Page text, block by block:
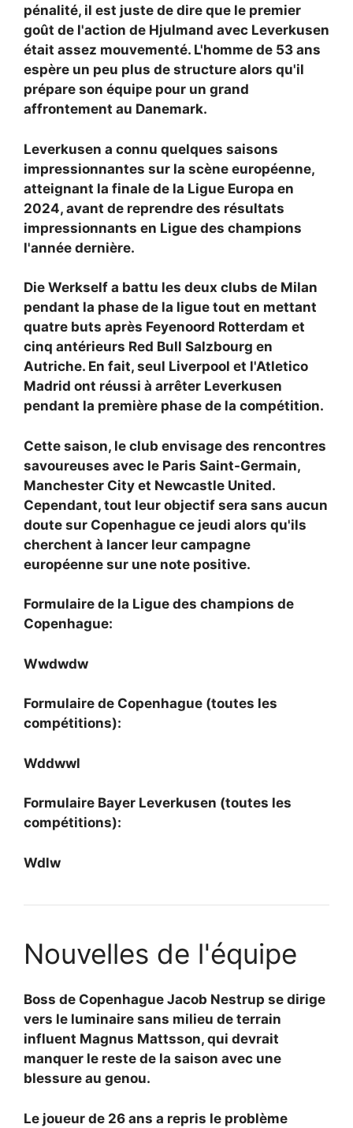
pénalité, il est juste de dire que le premier
goût de l'action de Hjulmand avec Leverkusen
était assez mouvementé. L'homme de 53 ans
espère un peu plus de structure alors qu'il
prépare son équipe pour un grand
affrontement au Danemark.
Leverkusen a connu quelques saisons
impressionnantes sur la scène européenne,
atteignant la finale de la Ligue Europa en
2024, avant de reprendre des résultats
impressionnants en Ligue des champions
l'année dernière.
Die Werkself a battu les deux clubs de Milan
pendant la phase de la ligue tout en mettant
quatre buts après Feyenoord Rotterdam et
cinq antérieurs Red Bull Salzbourg en
Autriche. En fait, seul Liverpool et l'Atletico
Madrid ont réussi à arrêter Leverkusen
pendant la première phase de la compétition.
Cette saison, le club envisage des rencontres
savoureuses avec le Paris Saint-Germain,
Manchester City et Newcastle United.
Cependant, tout leur objectif sera sans aucun
doute sur Copenhague ce jeudi alors qu'ils
cherchent à lancer leur campagne
européenne sur une note positive.
Formulaire de la Ligue des champions de
Copenhague:
Wwdwdw
Formulaire de Copenhague (toutes les
compétitions):
Wddwwl
Formulaire Bayer Leverkusen (toutes les
compétitions):
Wdlw
Nouvelles de l'équipe
Boss de Copenhague Jacob Nestrup se dirige
vers le luminaire sans milieu de terrain
influent Magnus Mattsson, qui devrait
manquer le reste de la saison avec une
blessure au genou.
Le joueur de 26 ans a repris le problème